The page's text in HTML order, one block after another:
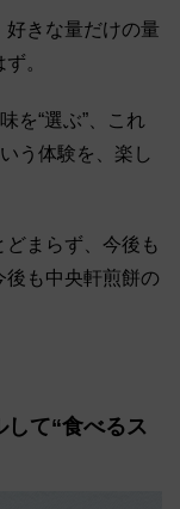
きな量だけの量
。
を“選ぶ”、これ
う体験を、楽し
どまらず、今後も
も中央軒煎餅の
て“食べるス